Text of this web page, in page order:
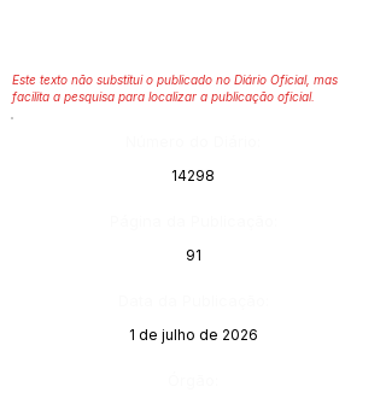
Este texto não substitui o publicado no Diário Oficial, mas
facilita a pesquisa para localizar a publicação oficial.
14298
91
1 de julho de 2026